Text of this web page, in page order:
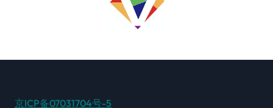
京ICP备07031704号-5